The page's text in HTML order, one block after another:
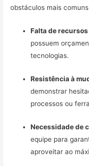
obstáculos mais
Falta de
possuem
tecnologias.
Resistência à
demonstrar
processos ou
Necessidade de
equipe para
aproveitar ao